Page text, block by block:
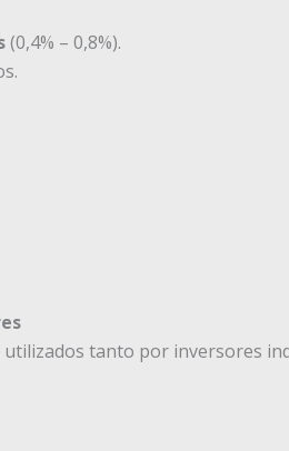
(0,4% – 0,8%).
tanto por inversores